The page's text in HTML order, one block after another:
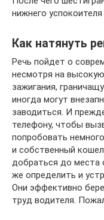
нижнего
Как натянуть
Речь пойдет о
несмотря на
зажигания,
иногда могут
заводиться. И
телефону, чтобы
попробовать
и собственный
добраться до места
же определить и
Они эффективно
труд водителя.